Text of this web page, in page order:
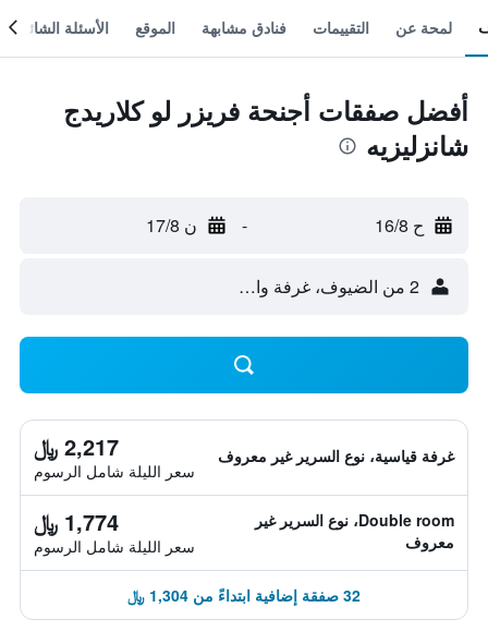
لمحة عن التقييمات فنادق مشابهة الموقع الأسئلة الشائعة
أفضل صفقات أجنحة فريزر لو كلاريدج
شانزليزيه
ح 16/8 - ن 17/8
2 من الضيوف، غرفة واحدة
غرفة قياسية، نوع السرير غير معروف 2,217 ﷼
سعر الليلة شامل الرسوم
Double room، نوع السرير غير
معروف
1,774 ﷼
سعر الليلة شامل الرسوم
32 صفقة إضافية ابتداءً من 1,304 ﷼